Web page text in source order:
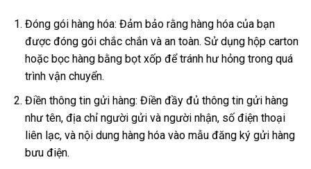
Đóng gói hàng hóa: Đảm bảo rằng hàng hóa của bạn
được đóng gói chắc chắn và an toàn. Sử dụng hộp carton
hoặc bọc hàng bằng bọt xốp để tránh hư hỏng trong quá
trình vận chuyển.
Điền thông tin gửi hàng: Điền đầy đủ thông tin gửi hàng
như tên, địa chỉ người gửi và người nhận, số điện thoại
liên lạc, và nội dung hàng hóa vào mẫu đăng ký gửi hàng
bưu điện.